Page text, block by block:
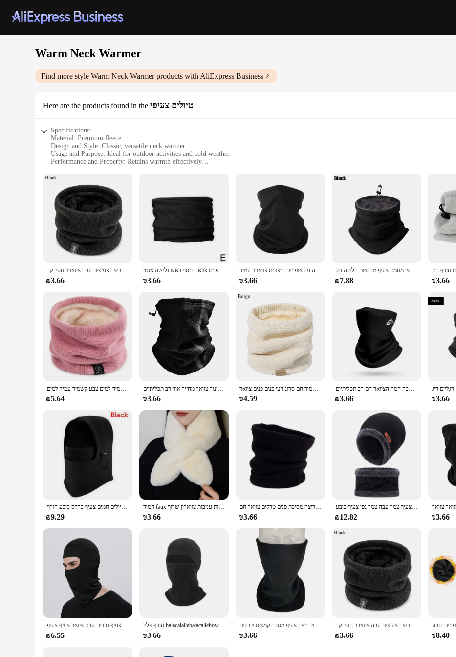
Warm Neck Warmer
Find more style Warm Neck Warmerproducts with AliExpress Business
Here are the products found in the טיולים צעיפי
Specifications:
Material: Premium fleece
Design and Style: Classic, versatile neck warmer
Usage and Purpose: Ideal for outdoor activities and cold weather
Performance and Property: Retains warmth effectively
Quantity: Available in sets for bulk purchases
Features:
**Comfort and Warmth for Every Adventure**
Embrace the outdoors with our Warm Neck Warmer, designed to provide unparalleled comfort and warmth during your travels. Made from a
the touch but also highly effective in retaining warmth, ensuring you stay cozy even in the coldest conditions. Its classic design and versatile
activities, from hiking to skiing, and it can be easily paired with any winter attire.
**Durable and Convenient for Everyday Use**
Crafted with durability in mind, this neck warmer withstands the rigors of daily use, making it a reliable companion for those who spend a lot of
doesn't add unnecessary bulk, while the adjustable design allows for a custom fit that suits every neck size. Whether you're a frequent traveler or
accessory to keep you warm and protected.
**Versatile and Convenient for Bulk Purchases**
Our Warm Neck Warmer is not just a product; it's a solution for those looking to stock up on quality winter gear. Available in sets, it's ideal for
in bulk. This makes it an excellent choice for businesses or groups looking to equip their customers or members with reliable and stylish neck
is not only a warm companion but also a smart investment for those who value both comfort and value.
אופנה רך סרוגים צוואר חם ספורט צעיף נשים גברים כיסוי פנים חורף החלקה על רגליים ריצה צעיפים עבה צווארון חסין קר
₪3.66
רב תכליתי חיצוני ספורט קסם צעיף פנים צוואר כיסוי ראש גלישה אנטי UV לנשימה חם Windproof דיג רכיבה על אופניים בגימור
₪3.66
חורף אופנה מחנאות הצוואר חם הצוואר חם צינור סקי צעיף סנובורד פנים לגברים ולנשים רכיבה על אופניים חיצונית צווארון עמיד
₪3.66
חורף סקי מסכת סקי חם גברים בנדנה פליז צוואר חום חם מגהצן מחמם צעיף מחנאות הליכה דיג balaclava דיג אופניים מסיכת פנים
₪7.88 ₪3.66
צעיף צוואר רך חם בחורף חום בהיר הצעיף עמיד למים צבע קשמיר עמיד למים
₪5.64
חורף אופניים אופנוע בנדנה תרמי ציפה חמה צוואר חם הצוואר צעיף פנים כיסוי פנים צינור צוואר מחזיר אור רב תכליתיים
₪3.66
רירית מעובה הצוואר מגשר מזדמנים לשמור חם סרוג חצי פנים פנים צוואר
₪4.59
חורף רכיבה צעיף גברים נשים לשמור על מסכה חמה הצוואר חם רב תכליתיים
₪3.66 ₪3.66
חם גיזת גרב לגברים חמה צוואר טיולים חמים צעיף ברדס כובע חורף Windproof נשים תרמית כובעי בימס בנדנה
₪9.29
חמוד faux ארנב פרווה קטיפה צלב צעיף חורף חם הצוואר חם צעיף צבע אחיד נשים בנות עניבות צווארון שרוף
₪3.66
קוטב צווארו צינור הצוואר צינור אוזן ראש חם דיג החלקה על ספורט ריצה מסיכת פנים טרקים צוואר חם
₪3.66
כובע באני חורף לגברים סרוג כובע חורף כובע באני נשים צעיף צמר עבה צמר גפן צעיף כובע
₪12.82 ₪3.66
יוניסקס סרוג חם צעיף חורף סתיו טבעת נשים בנדנה מוצק צמר צעיף גברים סרט צוואר צעיף צעיף
₪6.55
חורף פליז balacalallebalacallebowe מסכת סקי כובע ספורט רכיבה רכיבה על אופניים רגליים ריצה הצוואר חם נשים
₪3.66
קוטב צווארו צינור הצוואר צינור האוזן חם דיג החלקה על ספורט ריצה צעיף מסכה קמפינג טרקים
₪3.66
אופנה רך סרוגים צוואר חם ספורט צעיף נשים גברים כיסוי פנים חורף החלקה על רגליים ריצה צעיפים עבה צווארון חסין קר
₪3.66 ₪8.40